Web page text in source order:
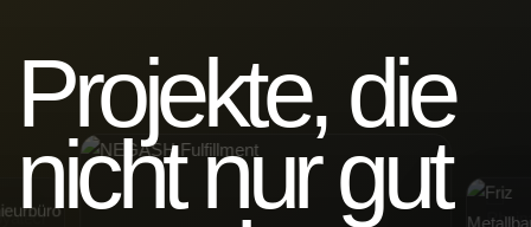
Projekte, die
nicht nur gut